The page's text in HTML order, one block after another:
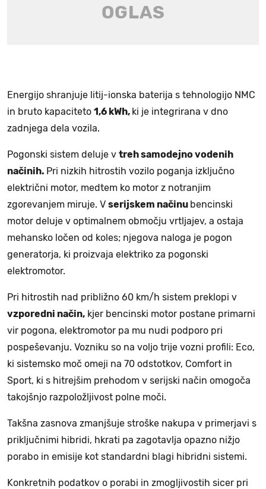
Energijo shranjuje litij-ionska baterija s tehnologijo NMC
in bruto kapaciteto 1,6 kWh, ki je integrirana v dno
zadnjega dela vozila.
Pogonski sistem deluje v treh samodejno vodenih
načinih. Pri nizkih hitrostih vozilo poganja izključno
električni motor, medtem ko motor z notranjim
zgorevanjem miruje. V serijskem načinu bencinski
motor deluje v optimalnem območju vrtljajev, a ostaja
mehansko ločen od koles; njegova naloga je pogon
generatorja, ki proizvaja elektriko za pogonski
elektromotor.
Pri hitrostih nad približno 60 km/h sistem preklopi v
vzporedni način, kjer bencinski motor postane primarni
vir pogona, elektromotor pa mu nudi podporo pri
pospeševanju. Vozniku so na voljo trije vozni profili: Eco,
ki sistemsko moč omeji na 70 odstotkov, Comfort in
Sport, ki s hitrejšim prehodom v serijski način omogoča
takojšnjo razpoložljivost polne moči.
Takšna zasnova zmanjšuje stroške nakupa v primerjavi s
priključnimi hibridi, hkrati pa zagotavlja opazno nižjo
porabo in emisije kot standardni blagi hibridni sistemi.
Konkretnih podatkov o porabi in zmogljivostih sicer pri